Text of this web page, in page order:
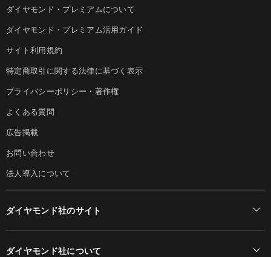
ダイヤモンド・プレミアムについて
ダイヤモンド・プレミアム活用ガイド
サイト利用規約
特定商取引に関する法律に基づく表示
プライバシーポリシー・著作権
よくある質問
広告掲載
お問い合わせ
法人導入について
ダイヤモンド社のサイト
ダイヤモンド社について